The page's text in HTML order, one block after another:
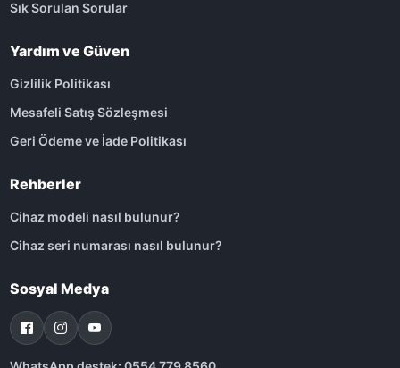
Sık Sorulan Sorular
Yardım ve Güven
Gizlilik Politikası
Mesafeli Satış Sözleşmesi
Geri Ödeme ve İade Politikası
Rehberler
Cihaz modeli nasıl bulunur?
Cihaz seri numarası nasıl bulunur?
Sosyal Medya